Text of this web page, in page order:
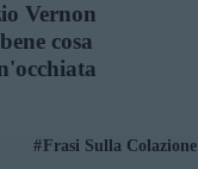
Vernon
cosa
Frasi Sulla Colazione